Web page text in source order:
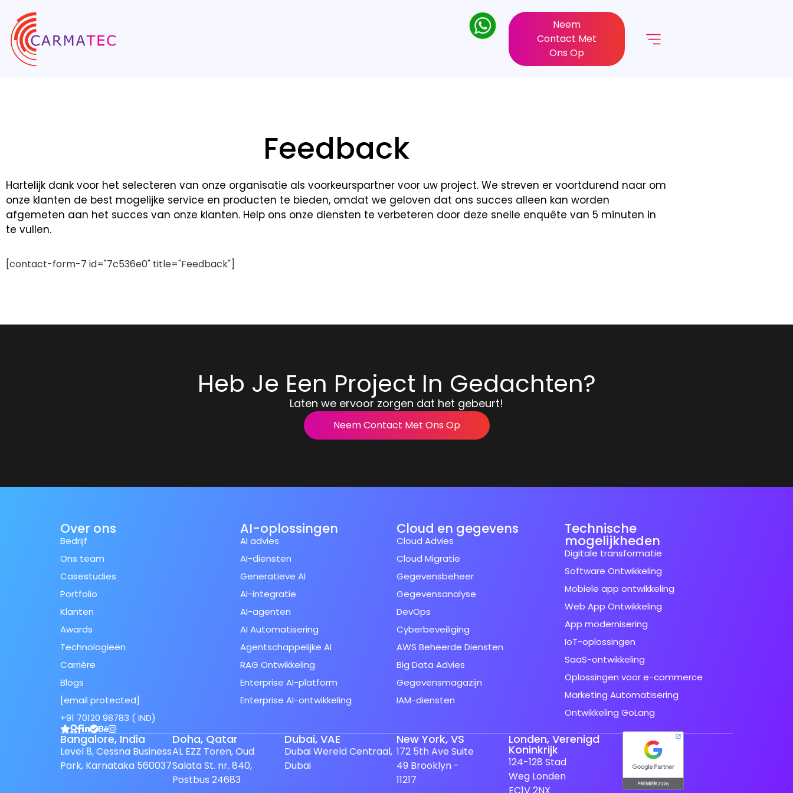
Neem
Contact Met
Ons Op
Feedback
Hartelijk dank voor het selecteren van onze organisatie als voorkeurspartner voor uw project. We streven er voortdurend naar om
onze klanten de best mogelijke service en producten te bieden, omdat we geloven dat ons succes alleen kan worden
afgemeten aan het succes van onze klanten. Help ons onze diensten te verbeteren door deze snelle enquête van 5 minuten in
te vullen.
[contact-form-7 id="7c536e0" title="Feedback"]
Heb Je Een Project In Gedachten?
Laten we ervoor zorgen dat het gebeurt!
Neem Contact Met Ons Op
Over ons
Bedrijf
Ons team
Casestudies
Portfolio
Klanten
Awards
Technologieën
Carrière
Blogs
[email protected]
+91 70120 98783 ( IND)
AI-oplossingen
AI advies
AI-diensten
Generatieve AI
AI-integratie
AI-agenten
AI Automatisering
Agentschappelijke AI
RAG Ontwikkeling
Enterprise AI-platform
Enterprise AI-ontwikkeling
Cloud en gegevens
Cloud Advies
Cloud Migratie
Gegevensbeheer
Gegevensanalyse
DevOps
Cyberbeveiliging
AWS Beheerde Diensten
Big Data Advies
Gegevensmagazijn
IAM-diensten
Technische
mogelijkheden
Digitale transformatie
Software Ontwikkeling
Mobiele app ontwikkeling
Web App Ontwikkeling
App modernisering
IoT-oplossingen
SaaS-ontwikkeling
Oplossingen voor e-commerce
Marketing Automatisering
Ontwikkeling GoLang
Bangalore, India
Level 8, Cessna Business
Park, Karnataka 560037
Doha, Qatar
AL EZZ Toren, Oud
Salata St. nr. 840,
Postbus 24683
Dubai, VAE
Dubai Wereld Centraal,
Dubai
New York, VS
172 5th Ave Suite
49 Brooklyn -
11217
Londen, Verenigd
Koninkrijk
124-128 Stad
Weg Londen
Japanese
Swedish
Finnish
Spanish (Spain)